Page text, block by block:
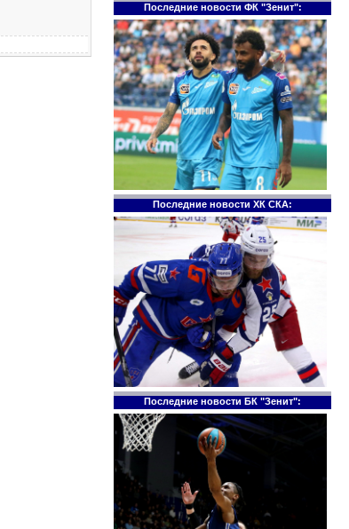
Последние новости ФК "Зенит":
Последние новости ХК СКА:
Последние новости БК "Зенит":